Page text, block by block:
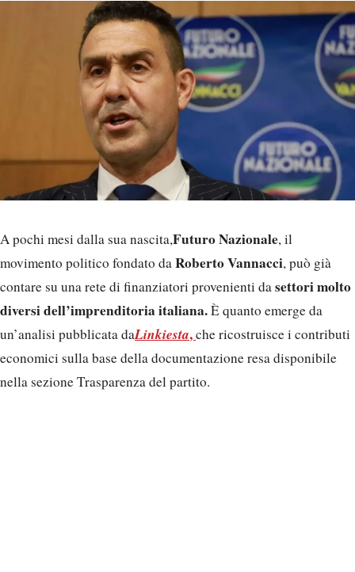
A pochi mesi dalla sua nascita,Futuro Nazionale, il
movimento politico fondato daRoberto Vannacci, può già
contare su una rete di finanziatori provenienti dasettori molto
diversi dell’imprenditoria italiana.È quanto emerge da
un’analisi pubblicata daLinkiesta,che ricostruisce i contributi
economici sulla base della documentazione resa disponibile
nella sezione Trasparenza del partito.